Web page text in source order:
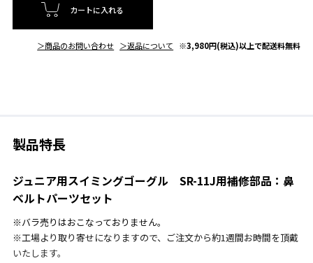
カートに入れる
＞商品のお問い合わせ ＞返品について ※3,980円(税込)以上で配送料無料
製品特長
ジュニア用スイミングゴーグル SR-11J用補修部品：鼻
ベルトパーツセット
※バラ売りはおこなっておりません。
※工場より取り寄せになりますので、ご注文から約1週間お時間を頂戴
いたします。